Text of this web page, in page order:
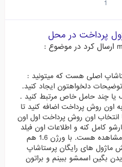
1
پرداخت در محل
ارسال کرد در موضوع :
اصلی هست که میتونید :
دلخواهتون ایجاد کنید.
یا چند حامل خاص مرتبط کنید .
اون روش پرداخت اضافه کنید تا
انتخاب اون روش پرداخت اول اون
کامل کنه و اطلاعات اون فیلد
ها هم در بخش مدیریت قابل مشاهده هست. با ورژن 1.6 هم
ماژول های رایگان پرستاشاپ
بگین اسمشو ببینم و براتون